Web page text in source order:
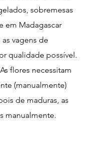
sobremesas
em Madagascar
vagens de
qualidade possível.
flores necessitam
(manualmente)
de maduras, as
manualmente.